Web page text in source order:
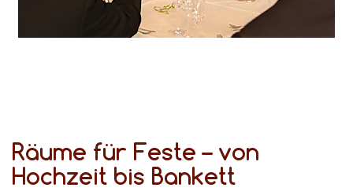
Räume für Feste – von
Hochzeit bis Bankett